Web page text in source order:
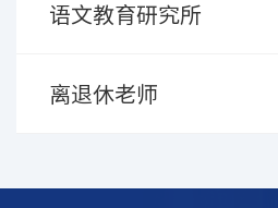
语文教育研究所
离退休老师